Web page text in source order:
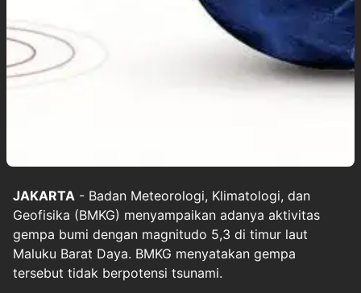
JAKARTA - Badan Meteorologi, Klimatologi, dan
Geofisika (BMKG) menyampaikan adanya aktivitas
gempa bumi dengan magnitudo 5,3 di timur laut
Maluku Barat Daya. BMKG menyatakan gempa
tersebut tidak berpotensi tsunami.